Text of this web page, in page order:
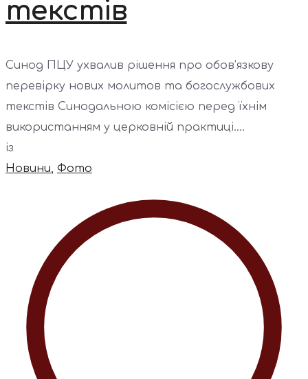
текстів
Синод ПЦУ ухвалив рішення про обов’язкову
перевірку нових молитов та богослужбових
текстів Синодальною комісією перед їхнім
використанням у церковній практиці....
із
Новини Фото